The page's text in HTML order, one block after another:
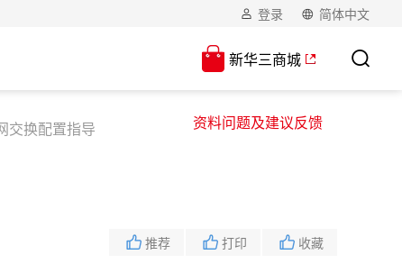
登录 简体中文
新华三商城
资料问题及建议反馈
交换配置指导
收藏
打印
推荐